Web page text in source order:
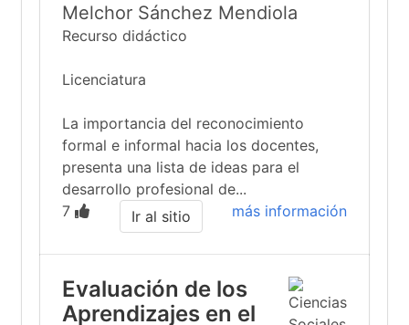
Melchor Sánchez Mendiola
Recurso didáctico
Licenciatura
La importancia del reconocimiento
formal e informal hacia los docentes,
presenta una lista de ideas para el
desarrollo profesional de...
7
más información
Ir al sitio
Evaluación de los
Aprendizajes en el